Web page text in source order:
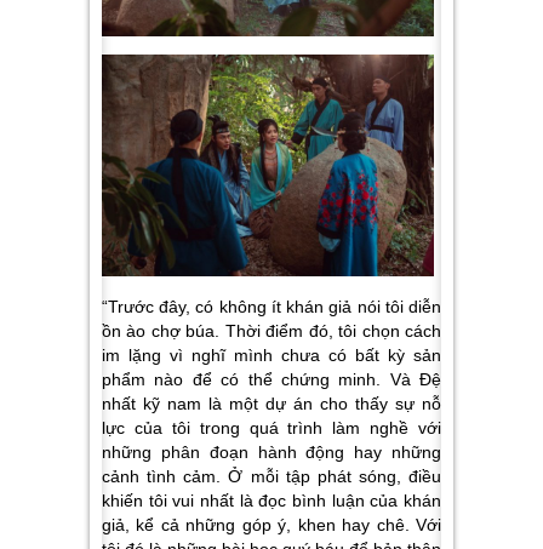
“Trước đây, có không ít khán giả nói tôi diễn
ồn ào chợ búa. Thời điểm đó, tôi chọn cách
im lặng vì nghĩ mình chưa có bất kỳ sản
phẩm nào để có thể chứng minh. Và Đệ
nhất kỹ nam là một dự án cho thấy sự nỗ
lực của tôi trong quá trình làm nghề với
những phân đoạn hành động hay những
cảnh tình cảm. Ở mỗi tập phát sóng, điều
khiến tôi vui nhất là đọc bình luận của khán
giả, kể cả những góp ý, khen hay chê. Với